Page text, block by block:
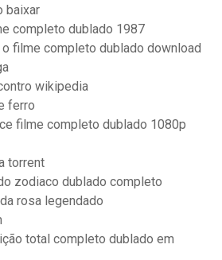
baixar
completo dublado 1987
filme completo dublado download
wikipedia
ferro
filme completo dublado 1080p
torrent
zodiaco dublado completo
rosa legendado
total completo dublado em